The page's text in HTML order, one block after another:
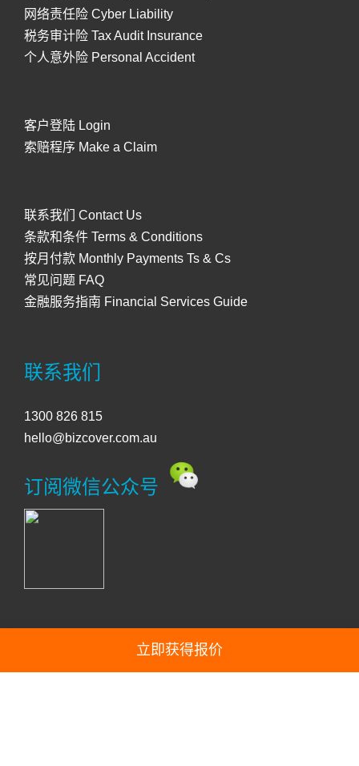
立即获得报价
网络责任险 Cyber Liability
税务审计险 Tax Audit Insurance
个人意外险 Personal Accident
客户登陆 Login
索赔程序 Make a Claim
联系我们 Contact Us
条款和条件 Terms & Conditions
按月付款 Monthly Payments Ts & Cs
常见问题 FAQ
金融服务指南 Financial Services Guide
联系我们
1300 826 815
hello@bizcover.com.au
订阅微信公众号
© Copyright 2026 BizCover Pty Limited.